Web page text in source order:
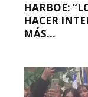
HARBOE:
HACER
MÁS...